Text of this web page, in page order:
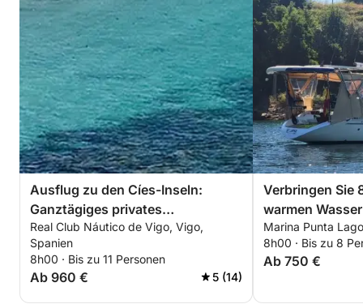
Ausflug zu den Cíes-Inseln:
Ganztägiges privates
Bootserlebnis
Real Club Náutico de Vigo, Vigo,
Spanien
8h00 · Bis zu 11 Personen
Ab 960 € 5 (14)
Verbringen Sie
warmen
Marina Punta
8h00 · Bis zu 8
Ab 750 €